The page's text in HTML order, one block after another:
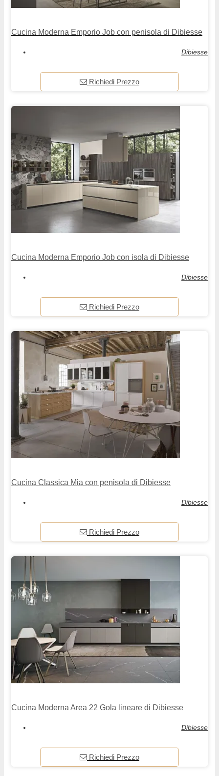
Cucina Moderna Emporio Job con penisola di Dibiesse
Dibiesse
Richiedi Prezzo
Cucina Moderna Emporio Job con isola di Dibiesse
Dibiesse
Richiedi Prezzo
Cucina Classica Mia con penisola di Dibiesse
Dibiesse
Richiedi Prezzo
Cucina Moderna Area 22 Gola lineare di Dibiesse
Dibiesse
Richiedi Prezzo